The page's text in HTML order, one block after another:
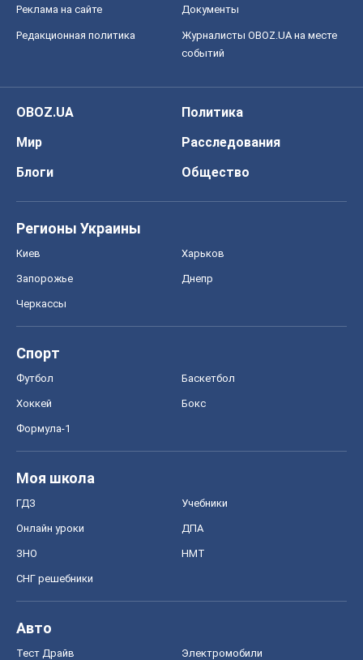
Реклама на сайте Документы
Редакционная политика
Журналисты OBOZ.UA на месте
событий
OBOZ.UA
Политика
Мир
Расследования
Блоги
Общество
Регионы Украины
Киев Харьков
Запорожье Днепр
Черкассы
Спорт
Футбол Баскетбол
Хоккей Бокс
Формула-1
Моя школа
ГДЗ Учебники
Онлайн уроки ДПА
ЗНО НМТ
СНГ решебники
Авто
Тест Драйв Электромобили